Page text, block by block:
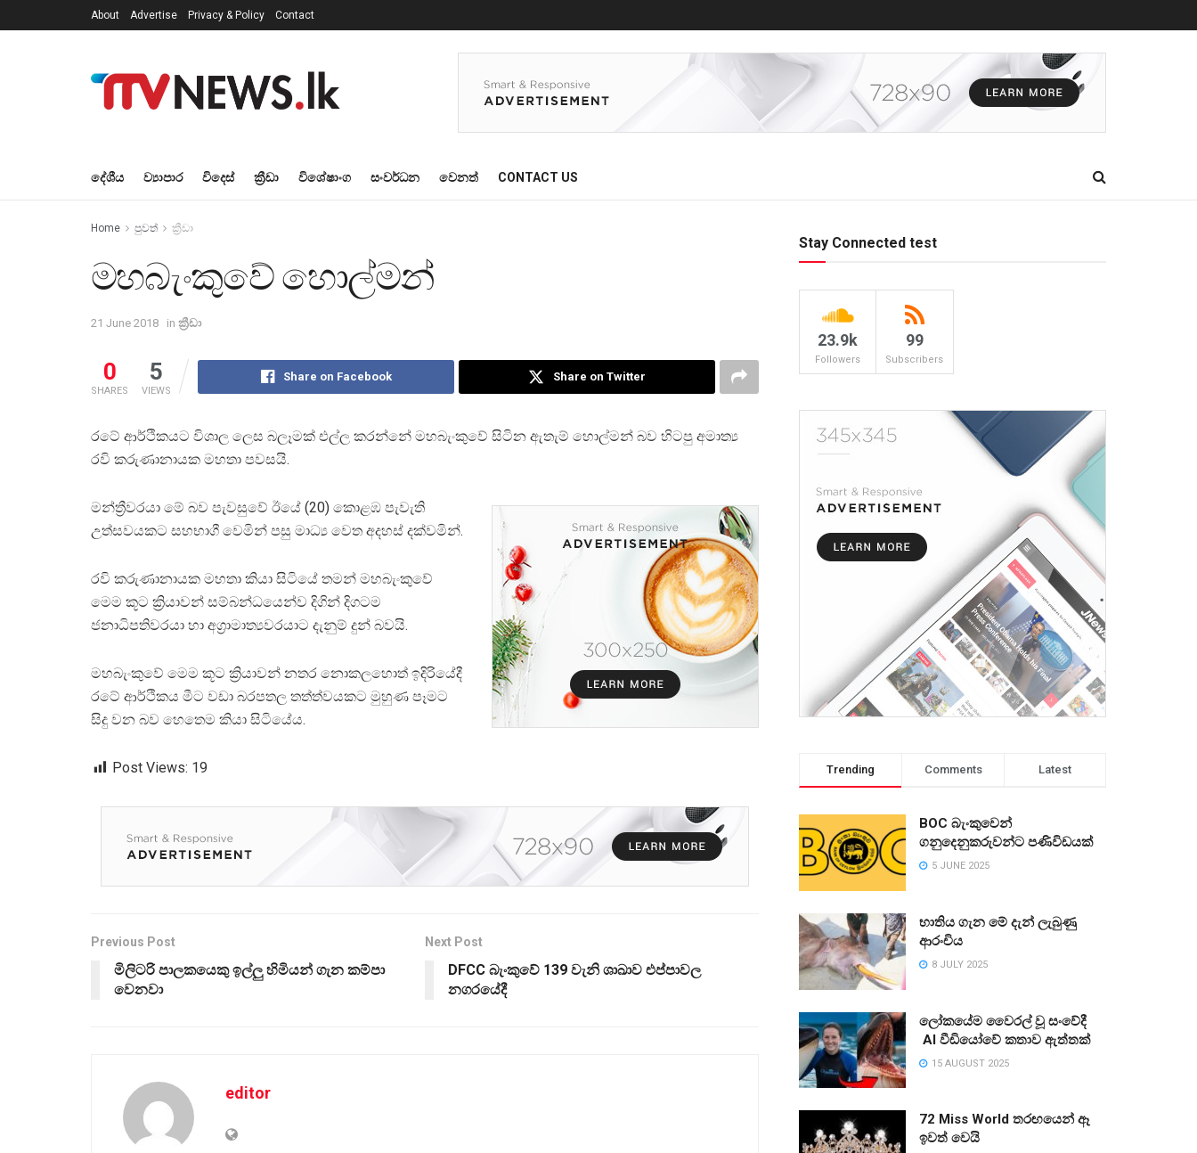
About Advertise Privacy & Policy Contact
දේශීය ව්‍යාපාර විදෙස් ක්‍රීඩා විශේෂාංග සංවර්ධන වෙනත් CONTACT US
Home පුවත් ක්‍රීඩා
මහබැංකුවේ හොල්මන්
21 June 2018 in ක්‍රීඩා
0
SHARES
5
VIEWS
Share on Facebook Share on Twitter
රටේ ආර්ථිකයට විශාල ලෙස බලෑමක් එල්ල කරන්නේ මහබැංකුවේ සිටින ඇතැම් හොල්මන් බව හිටපු අමාත්‍ය
රවි කරුණානායක මහතා පවසයි.
මන්ත්‍රීවරයා මේ බව පැවසුවේ ඊයේ (20) කොළඹ පැවැති
උත්සවයකට සහභාගී වෙමින් පසු මාධ්‍ය වෙත අදහස් දක්වමින්.
රවි කරුණානායක මහතා කියා සිටියේ තමන් මහබැංකුවේ
මෙම කූට ක්‍රියාවන් සම්බන්ධයෙන්ව දිගින් දිගටම
ජනාධිපතිවරයා හා අග්‍රාමාත්‍යවරයාට දැනුම් දුන් බවයි.
මහබැංකුවේ මෙම කූට ක්‍රියාවන් නතර නොකලහොත් ඉදිරියේදී
රටේ ආර්ථිකය මීට වඩා බරපතල තත්ත්වයකට මුහුණ පෑමට
සිදු වන බව හෙතෙම කියා සිටියේය.
Post Views: 19
Previous Post
මිලිටරි පාලකයෙකු ඉල්ලු හිමියන් ගැන කම්පා
වෙනවා
Next Post
DFCC බැංකුවේ 139 වැනි ශාඛාව එප්පාවල
නගරයේදී
editor
Stay Connected test
23.9k
Followers
99
Subscribers
Trending Comments Latest
BOC බැංකුවෙන්
ගනුදෙනුකරුවන්ට පණිවිඩයක්
5 JUNE 2025
භාතිය ගැන මේ දැන් ලැබුණු
ආරංචිය
8 JULY 2025
ලෝකයේම වෛරල් වූ සංවේදී
AI වීඩියෝවේ කතාව ඇත්තක්
15 AUGUST 2025
72 Miss World තරඟයෙන් ඈ
ඉවත් වෙයි